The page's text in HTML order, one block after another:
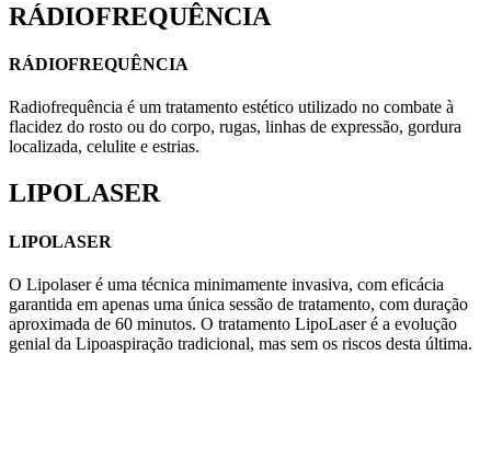
RÁDIOFREQUÊNCIA
RÁDIOFREQUÊNCIA
Radiofrequência é um tratamento estético utilizado no combate à
flacidez do rosto ou do corpo, rugas, linhas de expressão, gordura
localizada, celulite e estrias.
LIPOLASER
LIPOLASER
O Lipolaser é uma técnica minimamente invasiva, com eficácia
garantida em apenas uma única sessão de tratamento, com duração
aproximada de 60 minutos. O tratamento LipoLaser é a evolução
genial da Lipoaspiração tradicional, mas sem os riscos desta última.